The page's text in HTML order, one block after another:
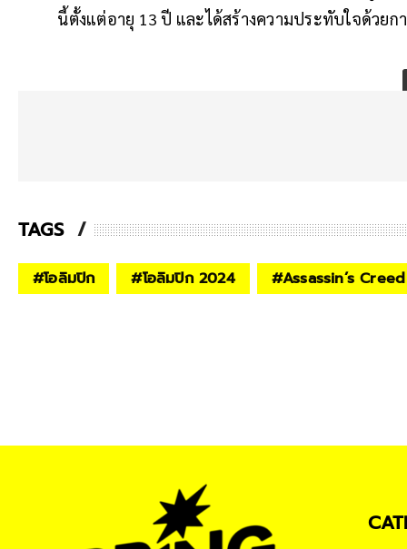
นี้ตั้งแต่อายุ 13 ปี และได้สร้างความประทับใจด้วย
TAGS
#โอลิมปิก #โอลิมปิก 2024 #Assassin’s Creed